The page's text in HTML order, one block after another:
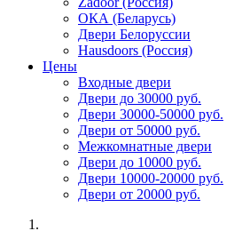
ОКА (Беларусь)
Двери Белоруссии
Hausdoors (Россия)
Цены
Входные двери
Двери до 30000 руб.
Двери 30000-50000 руб.
Двери от 50000 руб.
Межкомнатные двери
Двери до 10000 руб.
Двери 10000-20000 руб.
Двери от 20000 руб.